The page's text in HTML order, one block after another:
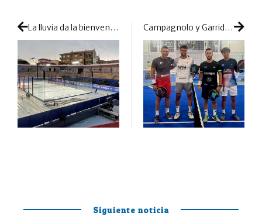
La lluvia da la bienvenida al cuadro final y obliga a reconfigurar todo el cuadro de 1/16 Campagnolo y Garrido se despiden anticipadamente de la pelea por el título en Calanda
Siguiente noticia